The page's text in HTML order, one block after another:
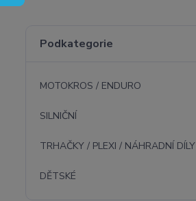
Podkategorie
MOTOKROS / ENDURO
SILNIČNÍ
TRHAČKY / PLEXI / NÁHRADNÍ DÍLY
DĚTSKÉ